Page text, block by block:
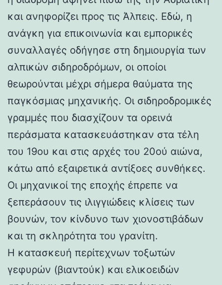
και ανηφορίζει προς τις Άλπεις. Εδώ, η
ανάγκη για επικοινωνία και εμπορικές
συναλλαγές οδήγησε στη δημιουργία των
αλπικών σιδηροδρόμων, οι οποίοι
θεωρούνται μέχρι σήμερα θαύματα της
παγκόσμιας μηχανικής. Οι σιδηροδρομικές
γραμμές που διασχίζουν τα ορεινά
περάσματα κατασκευάστηκαν στα τέλη
του 19ου και στις αρχές του 20ού αιώνα,
κάτω από εξαιρετικά αντίξοες συνθήκες.
Οι μηχανικοί της εποχής έπρεπε να
ξεπεράσουν τις ιλιγγιώδεις κλίσεις των
βουνών, τον κίνδυνο των χιονοστιβάδων
και τη σκληρότητα του γρανίτη.
Η κατασκευή περίτεχνων τοξωτών
γεφυρών (βιαντούκ) και ελικοειδών